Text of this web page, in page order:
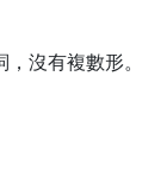
沒有複數形。